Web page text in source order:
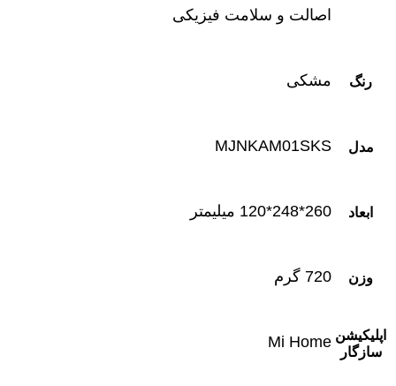
اصالت و سلامت فیزیکی
رنگ مشکی
مدل MJNKAM01SKS
ابعاد 260*248*120 میلیمتر
وزن 720 گرم
اپلیکیشن
سازگار
Mi Home